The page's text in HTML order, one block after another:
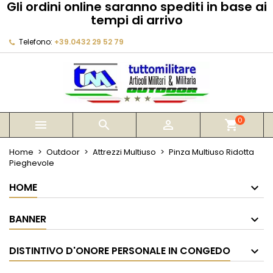
Gli ordini online saranno spediti in base ai
tempi di arrivo
Telefono: +39.0432 29 52 79
   shopping_cart0
Home Outdoor Attrezzi Multiuso
Pinza Multiuso Ridotta
Pieghevole
HOME
BANNER
DISTINTIVO D'ONORE PERSONALE IN CONGEDO
My wishlists
add_circle_outline Create new list
Crea lista dei desideri
Annulla Crea lista dei desideri
Devi avere effettuato l'accesso per salvare dei
prodotti nella tua lista dei desideri.
Annulla